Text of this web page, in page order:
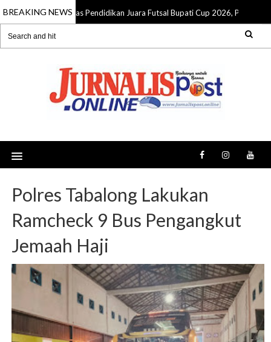
BREAKING NEWS
05 Aug 2026 Dinas Pendidikan Juara Futsal Bupati Cup 2026, Pemkab
Polres Tabalong Lakukan
Ramcheck 9 Bus Pengangkut
Jemaah Haji